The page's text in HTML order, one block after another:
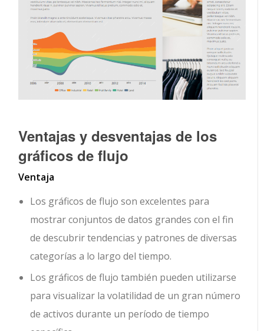
Ventajas y desventajas de los
gráficos de flujo
Ventaja
Los gráficos de flujo son excelentes para
mostrar conjuntos de datos grandes con el fin
de descubrir tendencias y patrones de diversas
categorías a lo largo del tiempo.
Los gráficos de flujo también pueden utilizarse
para visualizar la volatilidad de un gran número
de activos durante un período de tiempo